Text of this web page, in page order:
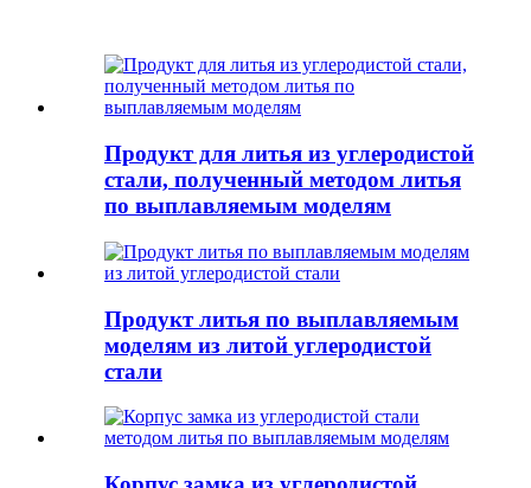
Продукт для литья из углеродистой
стали, полученный методом литья
по выплавляемым моделям
Продукт литья по выплавляемым
моделям из литой углеродистой
стали